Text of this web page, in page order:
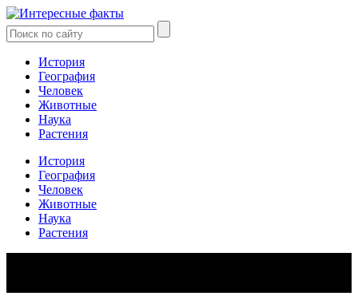
История
География
Человек
Животные
Наука
Растения
История
География
Человек
Животные
Наука
Растения